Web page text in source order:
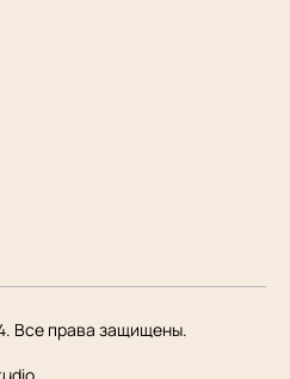
Все права защищены.